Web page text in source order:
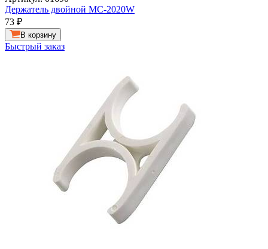
Держатель двойной MC-2020W
73 ₽
В корзину
Быстрый заказ